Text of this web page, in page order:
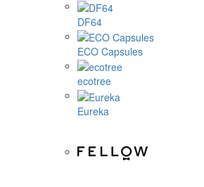
DF64
ECO Capsules
ecotree
Eureka